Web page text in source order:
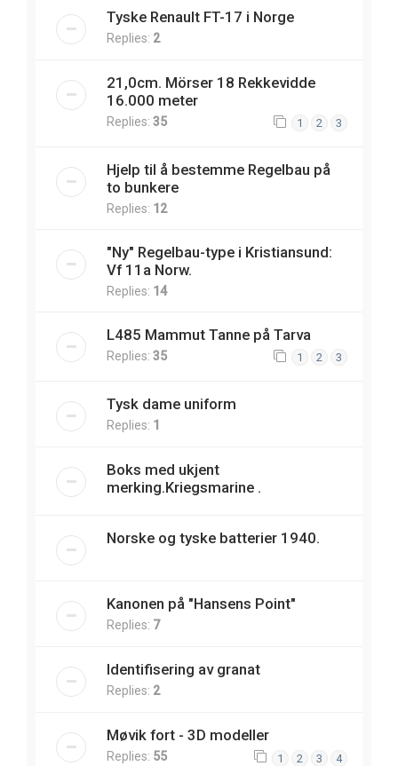
Tyske Renault FT-17 i Norge
Replies: 2
21,0cm. Mörser 18 Rekkevidde
16.000 meter
Replies: 35 1 2 3
Hjelp til å bestemme Regelbau på
to bunkere
Replies: 12
"Ny" Regelbau-type i Kristiansund:
Vf 11a Norw.
Replies: 14
L485 Mammut Tanne på Tarva
Replies: 35 1 2 3
Tysk dame uniform
Replies: 1
Boks med ukjent
merking.Kriegsmarine .
Norske og tyske batterier 1940.
Kanonen på "Hansens Point"
Replies: 7
Identifisering av granat
Replies: 2
Møvik fort - 3D modeller
Replies: 55 1 2 3 4